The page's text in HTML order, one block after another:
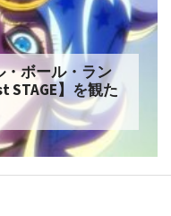
ボール・ラン
STAGE】を観た